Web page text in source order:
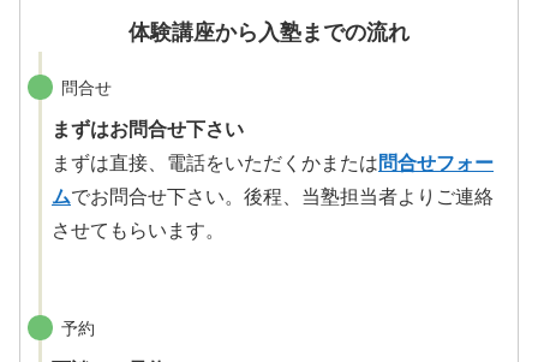
体験講座から入塾までの流れ
問合せ
まずはお問合せ下さい
まずは直接、電話をいただくかまたは問合せフォー
ムでお問合せ下さい。後程、当塾担当者よりご連絡
させてもらいます。
予約